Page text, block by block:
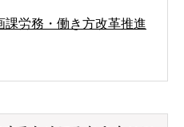
労務・働き方改革推進